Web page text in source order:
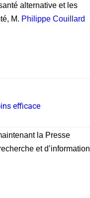
alternative et les
M. Philippe Couillard
efficace
la Presse
et d’information